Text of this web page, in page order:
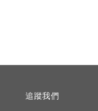
追蹤我們